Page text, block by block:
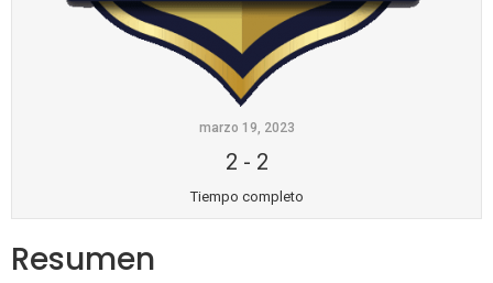
marzo 19, 2023
2 - 2
Tiempo completo
Resumen